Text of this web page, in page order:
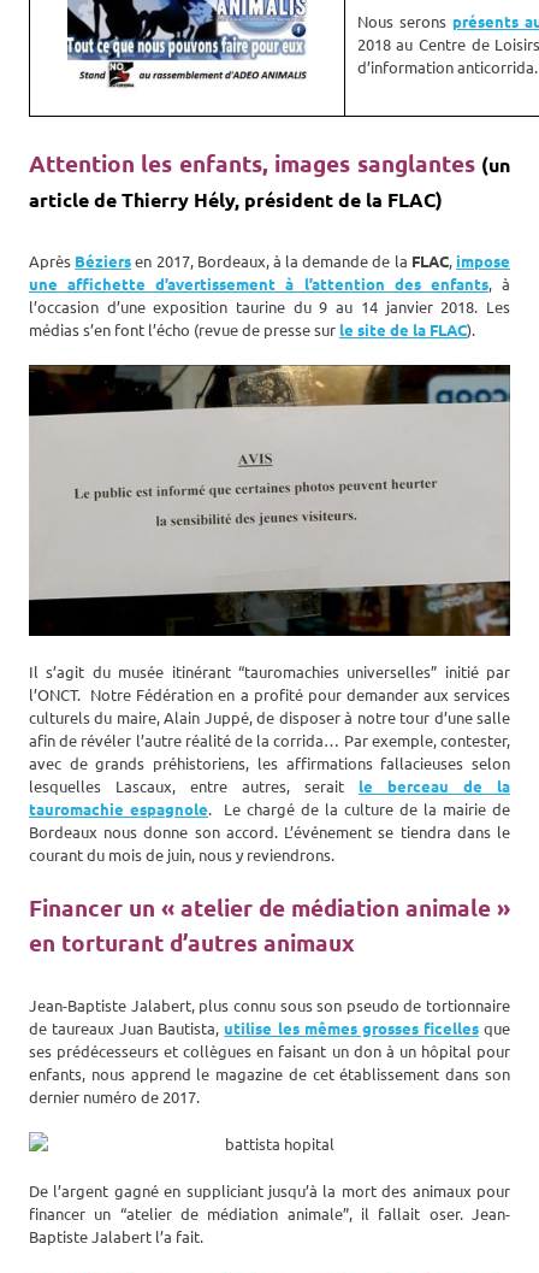
Nous serons présents
2018 au Centre de
d’information anticorrida.
Attention les enfants, images sanglantes (un
article de Thierry Hély, président de la FLAC)
Après Béziersen 2017, Bordeaux, à la demande de la FLAC,impose
une affichette d’avertissement à l’attention des enfants, à
l’occasion d’une exposition taurine du 9 au 14 janvier 2018. Les
médias s’en font l’écho (revue de presse sur le site de la FLAC).
Il s’agit du musée itinérant “tauromachies universelles” initié par
l’ONCT. Notre Fédération en a profité pour demander aux services
culturels du maire, Alain Juppé, de disposer à notre tour d’une salle
afin de révéler l’autre réalité de la corrida… Par exemple, contester,
avec de grands préhistoriens, les affirmations fallacieuses selon
lesquelles Lascaux, entre autres, serait le berceau de la
tauromachie espagnole. Le chargé de la culture de la mairie de
Bordeaux nous donne son accord. L’événement se tiendra dans le
courant du mois de juin, nous y reviendrons.
Financer un « atelier de médiation animale »
en torturant d’autres animaux
Jean-Baptiste Jalabert, plus connu sous son pseudo de tortionnaire
de taureaux Juan Bautista,utilise les mêmes grosses ficellesque
ses prédécesseurs et collègues en faisant un don à un hôpital pour
enfants, nous apprend le magazine de cet établissement dans son
dernier numéro de 2017.
De l’argent gagné en suppliciant jusqu’à la mort des animaux pour
financer un “atelier de médiation animale”, il fallait oser. Jean-
Baptiste Jalabert l’a fait.